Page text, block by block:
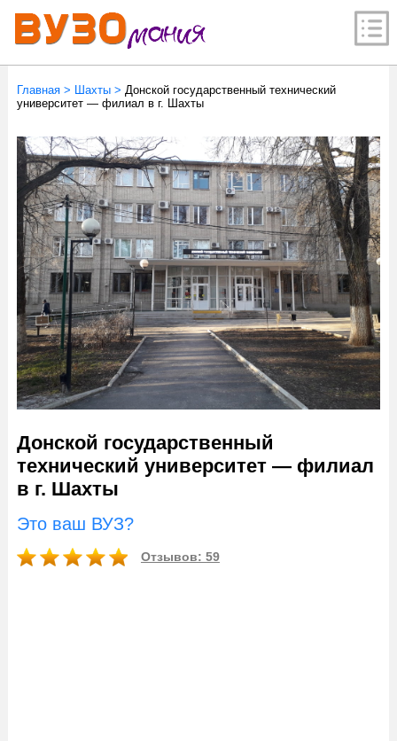
Главная> Шахты> Донской государственный технический
университет — филиал в г. Шахты
Донской государственный
технический университет — филиал
в г. Шахты
Это ваш ВУЗ?
Отзывов: 59